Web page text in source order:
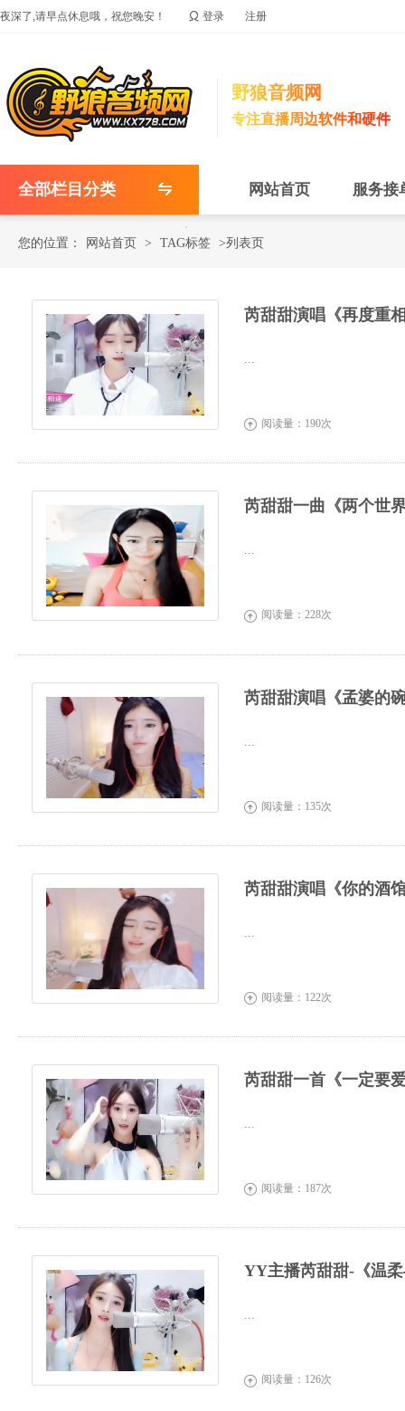
夜深了,请早点休息哦，祝您晚安！  登录 注册
野狼音频网
专注直播周边软件和硬件
全部栏目分类 网站首页 服务接
您的位置： 网站首页 > TAG标签 >列表页
芮甜甜演唱《再度重
...
 阅读量：190次
芮甜甜一曲《两个世
...
 阅读量：228次
芮甜甜演唱《孟婆的
 阅读量：135次
芮甜甜演唱《你的酒
 阅读量：122次
芮甜甜一首《一定要
...
 阅读量：187次
YY主播芮甜甜-《温
...
 阅读量：126次